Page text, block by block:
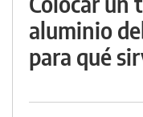
aluminio
para qué